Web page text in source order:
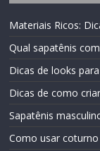
Materiais Ricos:
Qual sapatênis
Dicas de looks
Dicas de como
Sapatênis
Como usar